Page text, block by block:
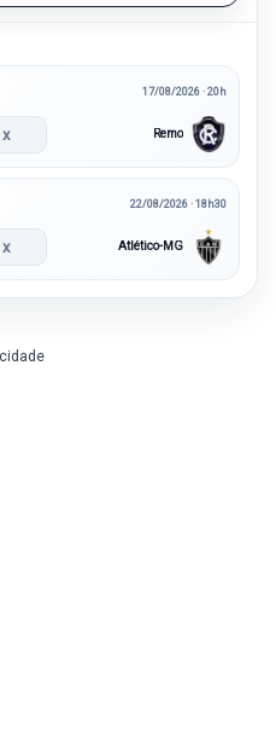
17/08/2026 · 20h
x Remo
22/08/2026 · 18h30
x Atlético-MG